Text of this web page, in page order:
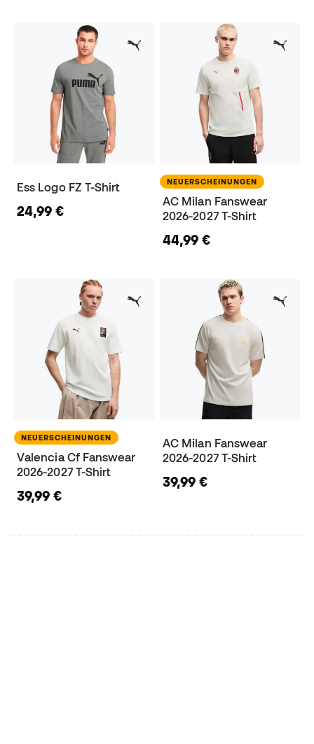
Ess Logo FZ T-Shirt
24,99 €
NEUERSCHEINUNGEN
AC Milan Fanswear
2026-2027 T-Shirt
44,99 €
NEUERSCHEINUNGEN
Valencia Cf Fanswear
2026-2027 T-Shirt
39,99 €
AC Milan Fanswear
2026-2027 T-Shirt
39,99 €